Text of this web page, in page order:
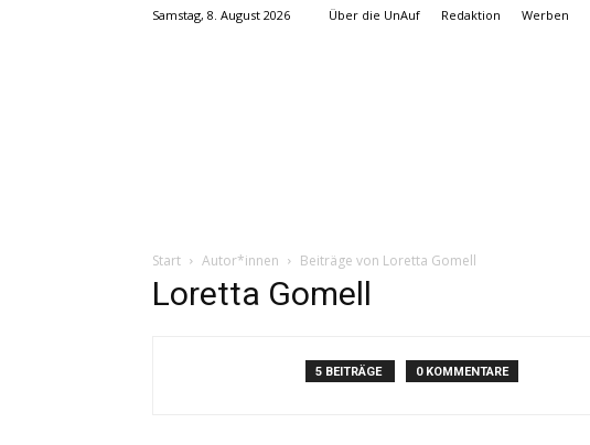
Samstag, 8. August 2026 Über die UnAuf Redaktion Werben
Start Autor*innen Beiträge von Loretta Gomell
Loretta Gomell
5 BEITRÄGE 0 KOMMENTARE